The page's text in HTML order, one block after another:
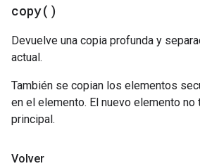
copy( )
Devuelve una copia profunda y
actual.
También se copian los elementos
en el elemento. El nuevo elemento no
principal.
Volver